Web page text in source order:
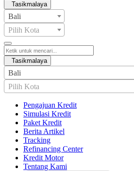
Tasikmalaya
Bali
Pilih Kota
Tasikmalaya
Bali
Pilih Kota
Pengajuan Kredit
Simulasi Kredit
Paket Kredit
Berita Artikel
Tracking
Refinancing Center
Kredit Motor
Tentang Kami